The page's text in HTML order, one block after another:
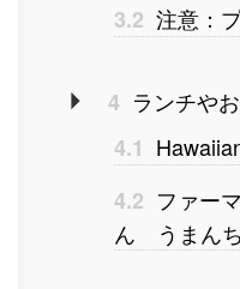
3.2 注意：
4 ランチや
4.1
4.2 ファー
ん うまん